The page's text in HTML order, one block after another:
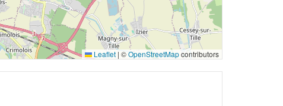
Leaflet | ©OpenStreetMapcontributors